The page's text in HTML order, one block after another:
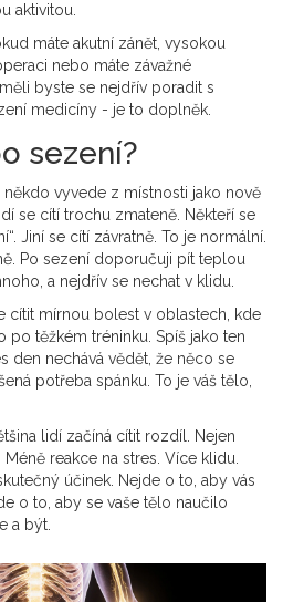
aktivitou.
máte akutní zánět, vysokou
nebo máte závažné
byste se nejdřív poradit s
medicíny - je to doplněk.
sezení?
někdo vyvede z místnosti jako nově
se cítí trochu zmateně. Někteří se
Jiní se cítí závratně. To je normální.
Po sezení doporučuji pít teplou
a nejdřív se nechat v klidu.
cítit mírnou bolest v oblastech, kde
po těžkém tréninku. Spíš jako ten
den nechává vědět, že něco se
potřeba spánku. To je váš tělo,
lidí začíná cítit rozdíl. Nejen
reakce na stres. Více klidu.
účinek. Nejde o to, aby vás
o to, aby se vaše tělo naučilo
a být.